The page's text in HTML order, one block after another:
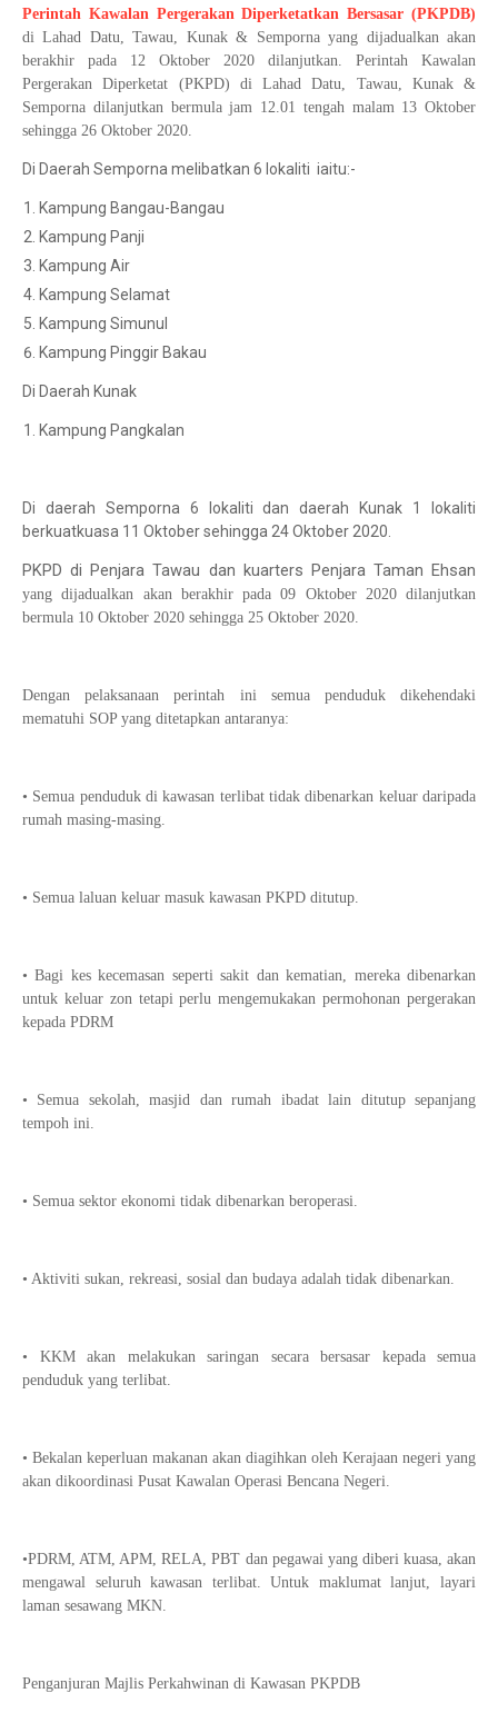
Perintah Kawalan Pergerakan Diperketatkan Bersasar (PKPDB)
di Lahad Datu, Tawau, Kunak & Semporna yang dijadualkan akan
berakhir pada 12 Oktober 2020 dilanjutkan. Perintah Kawalan
Pergerakan Diperketat (PKPD) di Lahad Datu, Tawau, Kunak &
Semporna dilanjutkan bermula jam 12.01 tengah malam 13 Oktober
sehingga 26 Oktober 2020.
Di Daerah Semporna melibatkan 6 lokaliti iaitu:-
Kampung Bangau-Bangau
Kampung Panji
Kampung Air
Kampung Selamat
Kampung Simunul
Kampung Pinggir Bakau
Di Daerah Kunak
Kampung Pangkalan
Di daerah Semporna 6 lokaliti dan daerah Kunak 1 lokaliti
berkuatkuasa 11 Oktober sehingga 24 Oktober 2020.
PKPD di Penjara Tawau dan kuarters Penjara Taman Ehsan
yang dijadualkan akan berakhir pada 09 Oktober 2020 dilanjutkan
bermula 10 Oktober 2020 sehingga 25 Oktober 2020.
Dengan pelaksanaan perintah ini semua penduduk dikehendaki
mematuhi SOP yang ditetapkan antaranya:
• Semua penduduk di kawasan terlibat tidak dibenarkan keluar daripada
rumah masing-masing.
• Semua laluan keluar masuk kawasan PKPD ditutup.
• Bagi kes kecemasan seperti sakit dan kematian, mereka dibenarkan
untuk keluar zon tetapi perlu mengemukakan permohonan pergerakan
kepada PDRM
• Semua sekolah, masjid dan rumah ibadat lain ditutup sepanjang
tempoh ini.
• Semua sektor ekonomi tidak dibenarkan beroperasi.
• Aktiviti sukan, rekreasi, sosial dan budaya adalah tidak dibenarkan.
• KKM akan melakukan saringan secara bersasar kepada semua
penduduk yang terlibat.
• Bekalan keperluan makanan akan diagihkan oleh Kerajaan negeri yang
akan dikoordinasi Pusat Kawalan Operasi Bencana Negeri.
•PDRM, ATM, APM, RELA, PBT dan pegawai yang diberi kuasa, akan
mengawal seluruh kawasan terlibat. Untuk maklumat lanjut, layari
laman sesawang MKN.
Penganjuran Majlis Perkahwinan di Kawasan PKPDB